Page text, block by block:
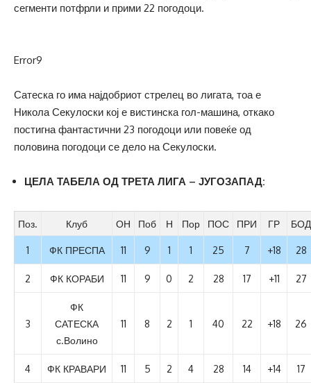
сегменти потфрли и прими 22 погодоци.
Error9
Сатеска го има најдобриот стрелец во лигата, тоа е
Никола Секулоски кој е вистинска гол-машина, откако
постигна фантастични 23 погодоци или повеќе од
половина погодоци се дело на Секулоски.
ЦЕЛА ТАБЕЛА ОД ТРЕТА ЛИГА – ЈУГОЗАПАД:
Поз. Клуб ОН Поб Н Пор ПОС ПРИ ГР БОД
1 ФК ПРЕСПА 11 9 1 1 25 7 +18 28
2 ФК КОРАБИ 11 9 0 2 28 17 +11 27
3
ФК
САТЕСКА
с.Волино
11 8 2 1 40 22 +18 26
4 ФК КРАВАРИ 11 5 2 4 28 14 +14 17